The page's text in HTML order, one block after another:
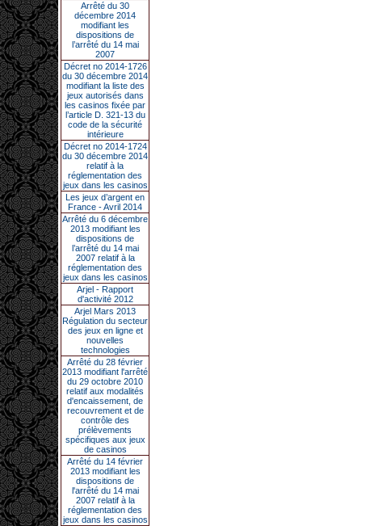
Arrêté du 30
décembre 2014
modifiant les
dispositions de
l’arrêté du 14 mai
2007
Décret no 2014-1726
du 30 décembre 2014
modifiant la liste des
jeux autorisés dans
les casinos fixée par
l’article D. 321-13 du
code de la sécurité
intérieure
Décret no 2014-1724
du 30 décembre 2014
relatif à la
réglementation des
jeux dans les casinos
Les jeux d’argent en
France - Avril 2014
Arrêté du 6 décembre
2013 modifiant les
dispositions de
l’arrêté du 14 mai
2007 relatif à la
réglementation des
jeux dans les casinos
Arjel - Rapport
d'activité 2012
Arjel Mars 2013
Régulation du secteur
des jeux en ligne et
nouvelles
technologies
Arrêté du 28 février
2013 modifiant l'arrêté
du 29 octobre 2010
relatif aux modalités
d'encaissement, de
recouvrement et de
contrôle des
prélèvements
spécifiques aux jeux
de casinos
Arrêté du 14 février
2013 modifiant les
dispositions de
l'arrêté du 14 mai
2007 relatif à la
réglementation des
jeux dans les casinos